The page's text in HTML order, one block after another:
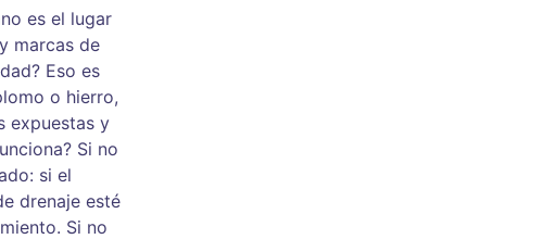
es el lugar
marcas de
Eso es
o hierro,
expuestas y
Si no
si el
drenaje esté
Si no